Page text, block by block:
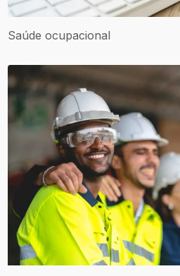
Saúde ocupacional